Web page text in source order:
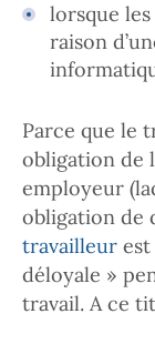
lorsque
raison
Parce que le
obligation de
employeur
obligation de
travailleur
déloyale »
travail. A ce